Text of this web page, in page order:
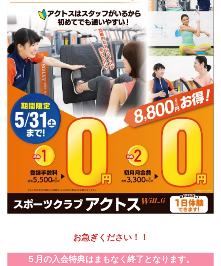
お急ぎください！！
５月の入会特典はまもなく終了となります。